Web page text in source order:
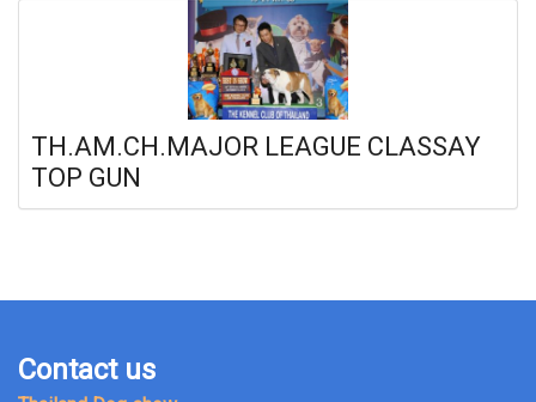
TH.AM.CH.MAJOR LEAGUE CLASSAY
TOP GUN
Contact us